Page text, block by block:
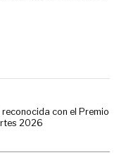
con el Premio
2026